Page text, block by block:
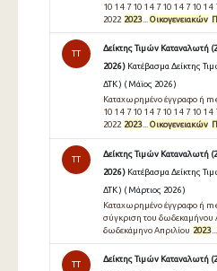
10 1 4 7 10 1 4 7 10 1 4 7 10 1
2022 2023... Οικογενειακών
TT
Δείκτης Τιμών Καταναλωτή
2026 ) Κατέβασμα Δείκτης
ΔΤΚ ) ( Μάϊος 2026 )
Καταχωρημένο έγγραφο ή
10 1 4 7 10 1 4 7 10 1 4 7 10 1
2022 2023... Οικογενειακών
TT
Δείκτης Τιμών Καταναλωτή
2026 ) Κατέβασμα Δείκτης
ΔΤΚ ) ( Μάρτιος 2026 )
Καταχωρημένο έγγραφο ή
σύγκριση του δωδεκαμήνου
δωδεκάμηνο Απριλίου 2023...
TT
Δείκτης Τιμών Καταναλωτή